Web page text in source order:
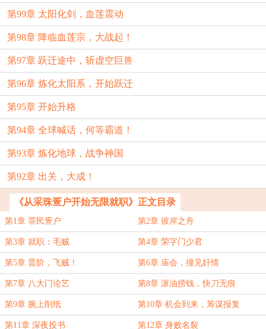
第99章 太阳化剑，血莲震动
第98章 降临血莲宗，大战起！
第97章 跃迁途中，斩虚空巨兽
第96章 炼化太阳系，开始跃迁
第95章 开始升格
第94章 全球喊话，何等霸道！
第93章 炼化地球，战争神国
第92章 出关，大成！
《从采珠疍户开始无限就职》正文目录
第1章 罪民疍户 第2章 彼岸之舟
第3章 就职：毛贼 第4章 荣字门少君
第5章 晋阶，飞贼！ 第6章 庙会，撞见奸情
第7章 八大门论艺 第8章 滚油捞钱，快刀无痕
第9章 腕上削纸 第10章 机会到来，筹谋报复
第11章 深夜投书 第12章 身败名裂